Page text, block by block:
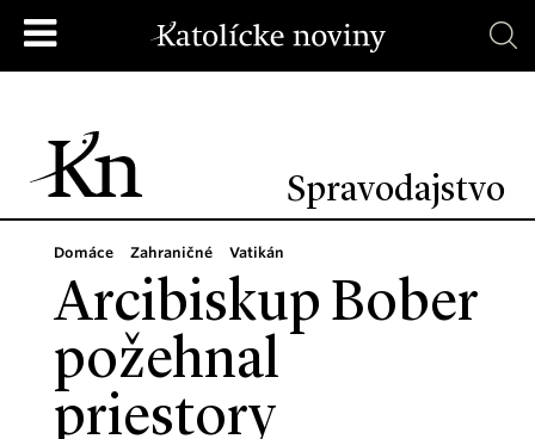
Spravodajstvo
Domáce Zahraničné Vatikán
Arcibiskup Bober
požehnal
priestory